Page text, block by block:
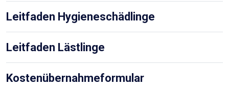
Leitfaden Hygieneschädlinge
Leitfaden Lästlinge
Kostenübernahmeformular